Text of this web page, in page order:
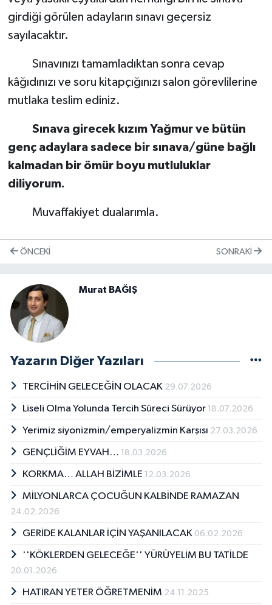
girdiği görülen adayların sınavı geçersiz
sayılacaktır.
Sınavınızı tamamladıktan sonra cevap
kâğıdınızı ve soru kitapçığınızı salon görevlilerine
mutlaka teslim ediniz.
Sınava girecek kızım Yağmur ve bütün
genç adaylara sadece bir sınava/güne bağlı
kalmadan bir ömür boyu mutluluklar
diliyorum.
Muvaffakiyet dualarımla.
ÖNCEKI SONRAKI
Murat BAĞIŞ
Yazarın Diğer Yazıları
TERCİHİN GELECEĞİN OLACAK 29.07.2026
Liseli Olma Yolunda Tercih Süreci Sürüyor 18.07.2026
Yerimiz siyonizmin/emperyalizmin Karşısı 27.03.2026
GENÇLİĞİM EYVAH… 18.03.2026
KORKMA… ALLAH BİZİMLE 12.03.2026
MİLYONLARCA ÇOCUĞUN KALBİNDE RAMAZAN
24.02.2026
GERİDE KALANLAR İÇİN YAŞANILACAK 06.02.2026
''KÖKLERDEN GELECEĞE'' YÜRÜYELİM BU TATİLDE
20.01.2026
HATIRAN YETER ÖĞRETMENİM 24.11.2025